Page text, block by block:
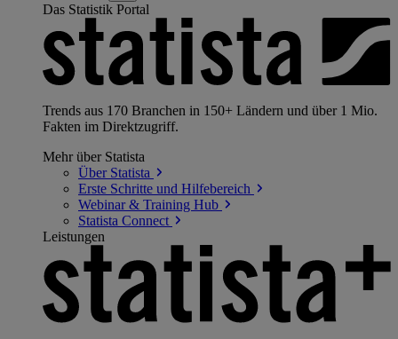
Das Statistik Portal
Trends aus 170 Branchen in 150+ Ländern und über 1 Mio.
Fakten im Direktzugriff.
Mehr über Statista
Über Statista
Erste Schritte und Hilfebereich
Webinar & Training Hub
Statista Connect
Leistungen